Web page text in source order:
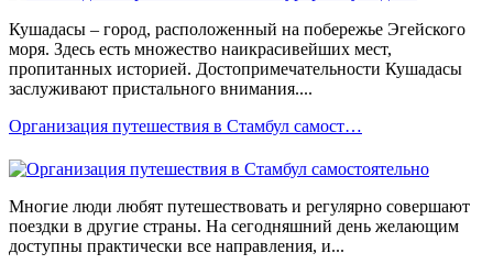
Кушадасы – город, расположенный на побережье Эгейского
моря. Здесь есть множество наикрасивейших мест,
пропитанных историей. Достопримечательности Кушадасы
заслуживают пристального внимания....
Организация путешествия в Стамбул самост…
Многие люди любят путешествовать и регулярно совершают
поездки в другие страны. На сегодняшний день желающим
доступны практически все направления, и...